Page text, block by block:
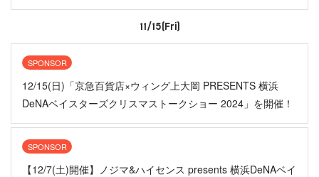
11/15(Fri)
SPONSOR
12/15(日)「京急百貨店×ウィング上大岡 PRESENTS 横浜
DeNAベイスターズクリスマストークショー 2024」を開催！
SPONSOR
【12/7(土)開催】ノジマ&ハイセンス presents 横浜DeNAベイ